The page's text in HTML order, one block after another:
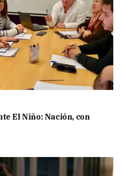
El Niño: Nación, con